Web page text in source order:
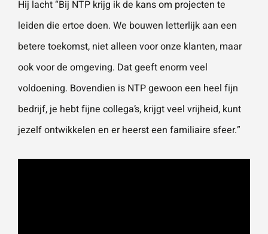
Hij lacht “Bij NTP krijg ik de kans om projecten te
leiden die ertoe doen. We bouwen letterlijk aan een
betere toekomst, niet alleen voor onze klanten, maar
ook voor de omgeving. Dat geeft enorm veel
voldoening. Bovendien is NTP gewoon een heel fijn
bedrijf, je hebt fijne collega’s, krijgt veel vrijheid, kunt
jezelf ontwikkelen en er heerst een familiaire sfeer.”